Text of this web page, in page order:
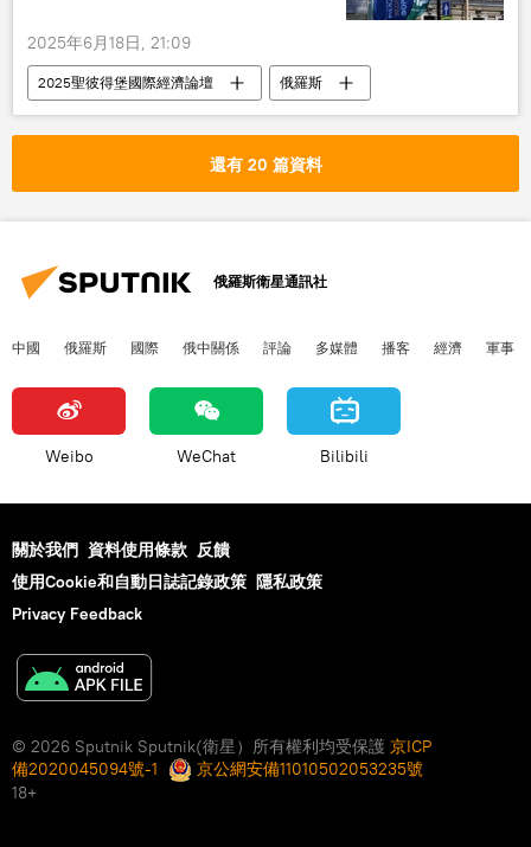
2025年6月18日, 21:09
2025聖彼得堡國際經濟論壇
俄羅斯
東南亞
貿易
還有 20 篇資料
俄羅斯衛星通訊社
中國 俄羅斯 國際 俄中關係 評論 多媒體 播客 經濟 軍事
Weibo WeChat Bilibili
關於我們 資料使用條款 反饋
使用Cookie和自動日誌記錄政策 隱私政策
Privacy Feedback
© 2026 Sputnik Sputnik(衛星）所有權利均受保護 京ICP
備2020045094號-1
京公網安備11010502053235號
18+